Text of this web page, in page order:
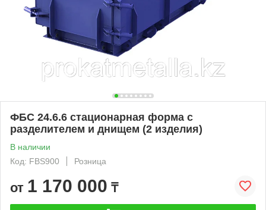
ФБС 24.6.6 стационарная форма с
разделителем и днищем (2 изделия)
В наличии
Код: FBS900
Розница
от 1 170 000 ₸